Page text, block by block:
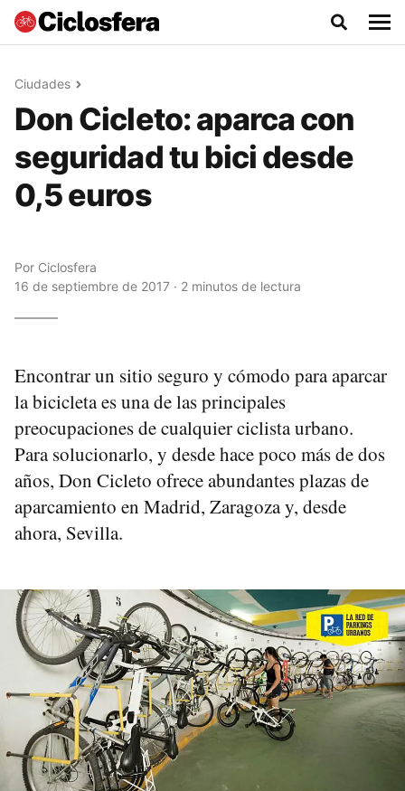
Ciudades
Don Cicleto: aparca con
seguridad tu bici desde
0,5 euros
Por Ciclosfera
16 de septiembre de 2017 · 2 minutos de lectura
Encontrar un sitio seguro y cómodo para aparcar
la bicicleta es una de las principales
preocupaciones de cualquier ciclista urbano.
Para solucionarlo, y desde hace poco más de dos
años, Don Cicleto ofrece abundantes plazas de
aparcamiento en Madrid, Zaragoza y, desde
ahora, Sevilla.